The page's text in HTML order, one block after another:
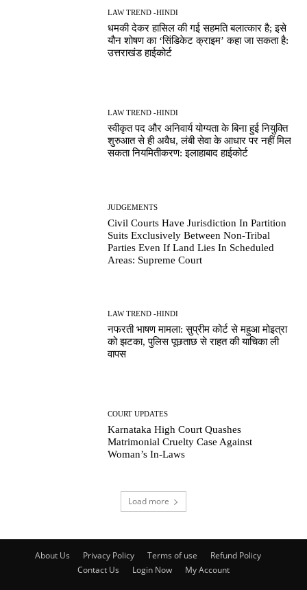
LAW TREND -HINDI
धमकी देकर हासिल की गई सहमति बलात्कार है; इसे
यौन शोषण का ‘सिंडिकेट क्राइम’ कहा जा सकता है:
उत्तराखंड हाईकोर्ट
LAW TREND -HINDI
स्वीकृत पद और अनिवार्य योग्यता के बिना हुई नियुक्ति
शुरुआत से ही अवैध, लंबी सेवा के आधार पर नहीं मिल
सकता नियमितीकरण: इलाहाबाद हाईकोर्ट
JUDGEMENTS
Civil Courts Have Jurisdiction In Partition
Suits Exclusively Between Non-Tribal
Parties Even If Land Lies In Scheduled
Areas: Supreme Court
LAW TREND -HINDI
नफरती भाषण मामला: सुप्रीम कोर्ट से महुआ मोइत्रा
को झटका, पुलिस पूछताछ से राहत की याचिका ली
वापस
COURT UPDATES
Karnataka High Court Quashes
Matrimonial Cruelty Case Against
Woman’s In-Laws
Load more
About Us Privacy Policy Terms of use
Refund Policy
Contact Us
Login Now My Account